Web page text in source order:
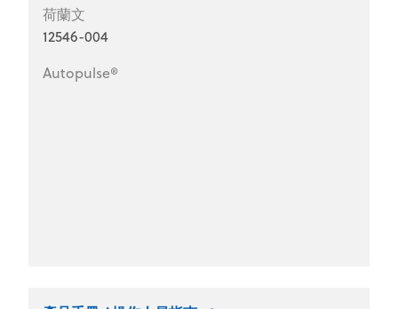
荷蘭文
12546-004
Autopulse®